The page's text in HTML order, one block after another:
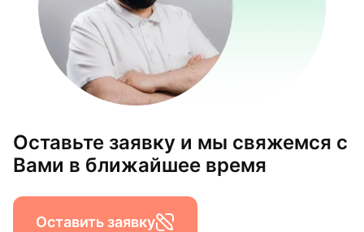
Оставьте заявку и мы свяжемся с
Вами в ближайшее время
Оставить заявку